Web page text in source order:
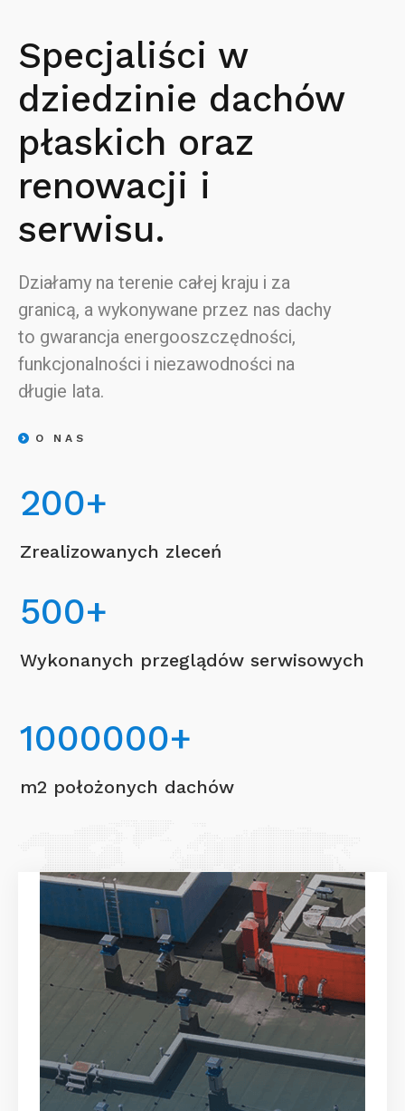
Specjaliści w
dziedzinie dachów
płaskich oraz
renowacji i
serwisu.
Działamy na terenie całej kraju i za
granicą, a wykonywane przez nas dachy
to gwarancja energooszczędności,
funkcjonalności i niezawodności na
długie lata.
O NAS
200+
Zrealizowanych zleceń
500+
Wykonanych przeglądów serwisowych
1000000+
m2 położonych dachów